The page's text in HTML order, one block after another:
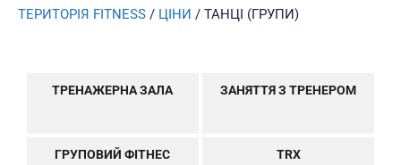
ТЕРИТОРІЯ FITNESS / ЦІНИ / ТАНЦІ (ГРУПИ)
ТРЕНАЖЕРНА ЗАЛА ЗАНЯТТЯ З ТРЕНЕРОМ
ГРУПОВИЙ ФІТНЕС TRX